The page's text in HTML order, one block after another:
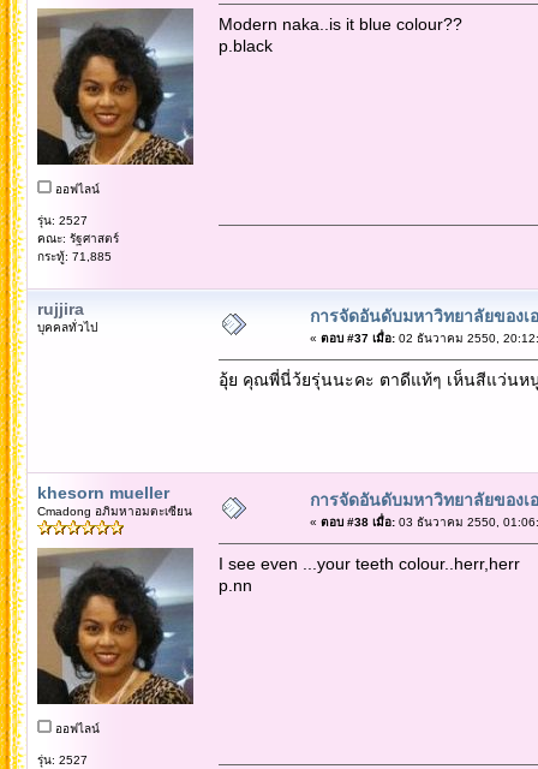
ออฟไลน์
รุ่น: 2527
คณะ: รัฐศาสตร์
กระทู้: 71,885
Modern naka..is it blue colour??
p.black
rujjira
บุคคลทั่วไป
การจัดอันดับมหาวิทยาลัยของเ
« ตอบ #37 เมื่อ:02 ธันวาคม 2550,
อุ้ย คุณพี่นี่ว้ยรุ่นนะคะ ตาดีแท้ๆ เห็นสีแว่นห
khesorn mueller
Cmadong อภิมหาอมตะเซียน
ออฟไลน์
รุ่น: 2527
การจัดอันดับมหาวิทยาลัยของเ
« ตอบ #38 เมื่อ:03 ธันวาคม 2550,
I see even ...your teeth colour..herr,herr
p.nn